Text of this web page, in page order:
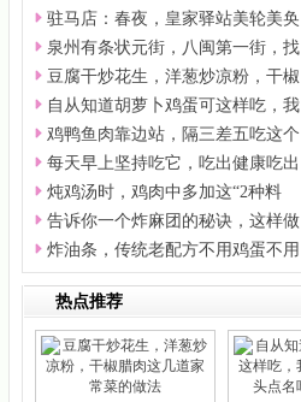
驻马店：春夜，皇家驿站美轮美奂
泉州有条状元街，八闽第一街，找
豆腐干炒花生，洋葱炒凉粉，干椒
自从知道胡萝卜鸡蛋可这样吃，我
鸡鸭鱼肉靠边站，隔三差五吃这个
每天早上坚持吃它，吃出健康吃出
炖鸡汤时，鸡肉中多加这“2种料
告诉你一个炸麻团的秘诀，这样做
炸油条，传统老配方不用鸡蛋不用
热点推荐